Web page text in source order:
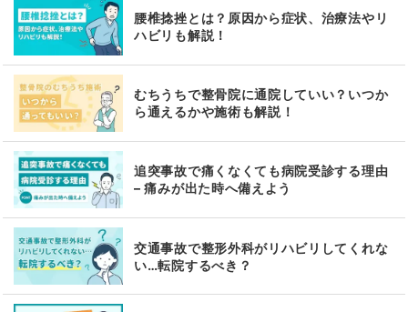
腰椎捻挫とは？原因から症状、治療法やリ
ハビリも解説！
むちうちで整骨院に通院していい？いつか
ら通えるかや施術も解説！
追突事故で痛くなくても病院受診する理由
– 痛みが出た時へ備えよう
交通事故で整形外科がリハビリしてくれな
い…転院するべき？